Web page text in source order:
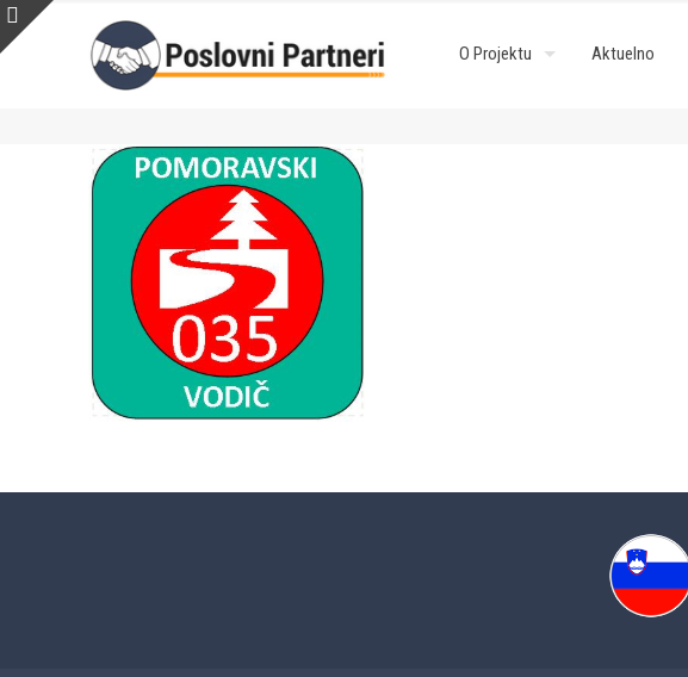
O Projektu Aktuelno